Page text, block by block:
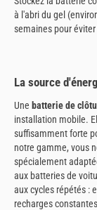
à l'abri du gel
semaines pour
La source
Une batterie de
installation mobile.
suffisamment forte
notre gamme, vous
spécialement
aux batteries de
aux cycles répétés :
recharges